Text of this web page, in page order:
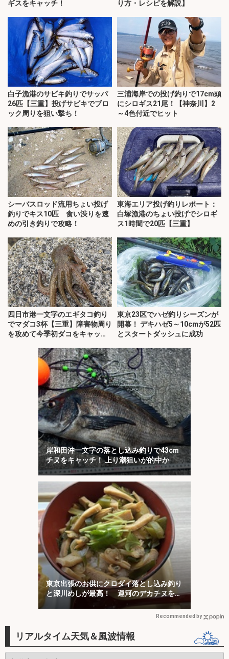
ギスをキャッチ！
り方・レシピを解説】
白子漁港のサビキ釣りでサッパ
26匹【三重】投げサビキでブロ
ック周りを狙い撃ち！
三浦海岸での投げ釣りで17cm頭
にシロギス21尾！【神奈川】2
～4色付近でヒット
シーバスロッド流用ちょい投げ
釣りでキス10匹 食い渋りを速
めの引き釣りで攻略！
東海エリア投げ釣りレポート：
白塚漁港のちょい投げでシロギ
ス1時間で20匹【三重】
四日市港一文字のエギタコ釣り
でマダコ3杯【三重】障害物周り
を攻めて今季初ダコをキャッ
東京23区でハゼ釣りシーズンが
開幕！ デキハゼ5～10cmが52匹
とスタートダッシュに成功
岸和田沖一文字の落とし込み釣りで43cm
チヌをキャッチ！ 上り潮狙いが的中か
東京出張のお供にクロダイ落とし込み釣り
と深川めしが最高！ 運河のデカチヌを狙
Recommended by
リアルタイム天気＆風波情報